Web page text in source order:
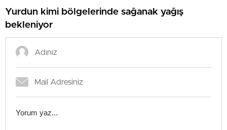
Yurdun kimi bölgelerinde sağanak yağış
bekleniyor